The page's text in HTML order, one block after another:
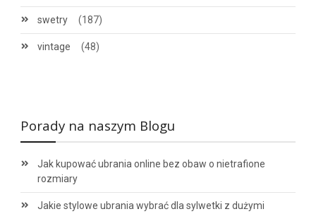
swetry (187)
vintage (48)
Porady na naszym Blogu
Jak kupować ubrania online bez obaw o nietrafione
rozmiary
Jakie stylowe ubrania wybrać dla sylwetki z dużymi